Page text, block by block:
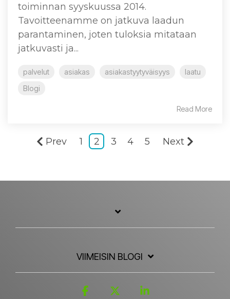
toiminnan syyskuussa 2014.
Tavoitteenamme on jatkuva laadun
parantaminen, joten tuloksia mitataan
jatkuvasti ja...
palvelut asiakas asiakastyytyväisyys
laatu
Blogi
Read More
Prev 1 2 3 4 5 Next
VIIMEISIN BLOGI
Facebook